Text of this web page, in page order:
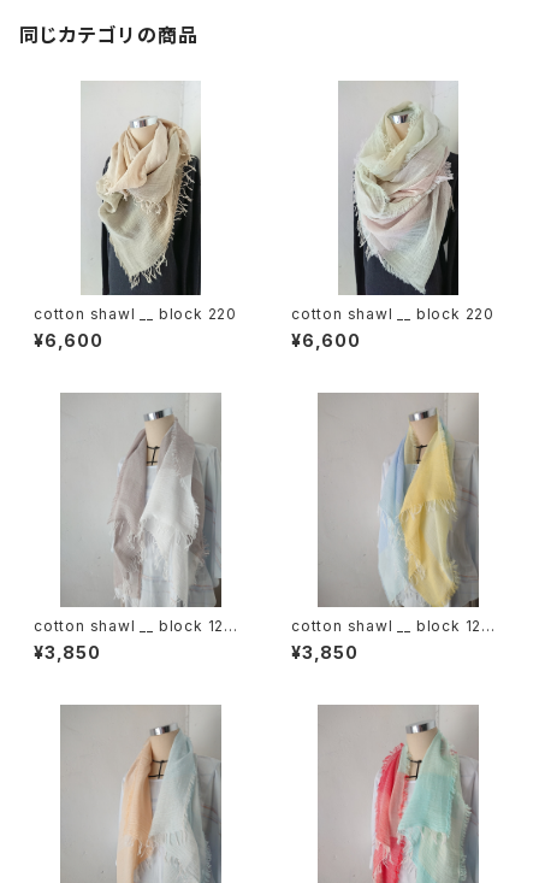
同じカテゴリの商品
cotton shawl __ block 220
¥6,600
cotton shawl __ block 220
¥6,600
cotton shawl __ block 120
白木蓮w
¥3,850
cotton shawl __ block 120
天泣w
¥3,850